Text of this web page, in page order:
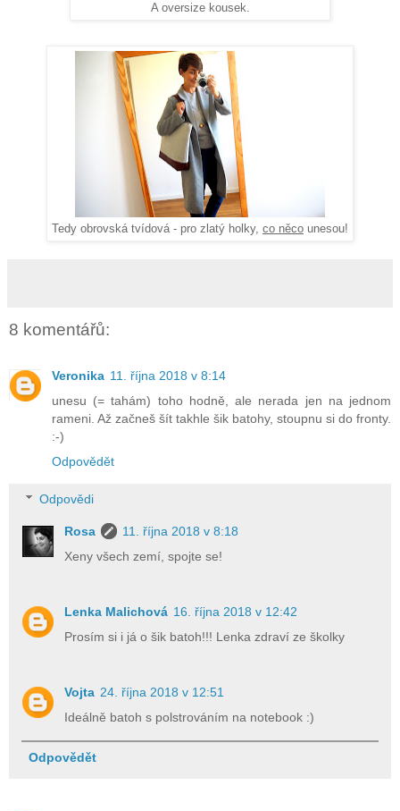
A oversize kousek.
Tedy obrovská tvídová - pro zlatý holky, co něco unesou!
8 komentářů:
Veronika 11. října 2018 v 8:14
unesu (= tahám) toho hodně, ale nerada jen na jednom
rameni. Až začneš šít takhle šik batohy, stoupnu si do fronty.
:-)
Odpovědět
Odpovědi
Rosa
11. října 2018 v 8:18
Xeny všech zemí, spojte se!
Lenka Malichová 16. října 2018 v 12:42
Prosím si i já o šik batoh!!! Lenka zdraví ze školky
Vojta 24. října 2018 v 12:51
Ideálně batoh s polstrováním na notebook :)
Odpovědět